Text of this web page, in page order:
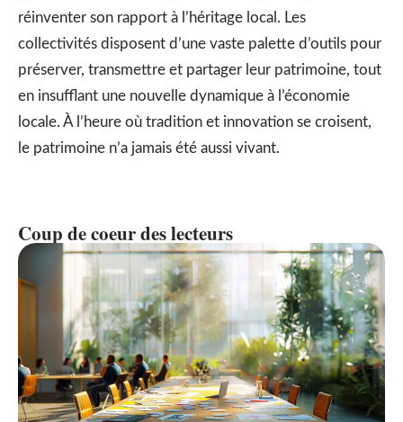
réinventer son rapport à l’héritage local. Les
collectivités disposent d’une vaste palette d’outils pour
préserver, transmettre et partager leur patrimoine, tout
en insufflant une nouvelle dynamique à l’économie
locale. À l’heure où tradition et innovation se croisent,
le patrimoine n’a jamais été aussi vivant.
Coup de coeur des lecteurs